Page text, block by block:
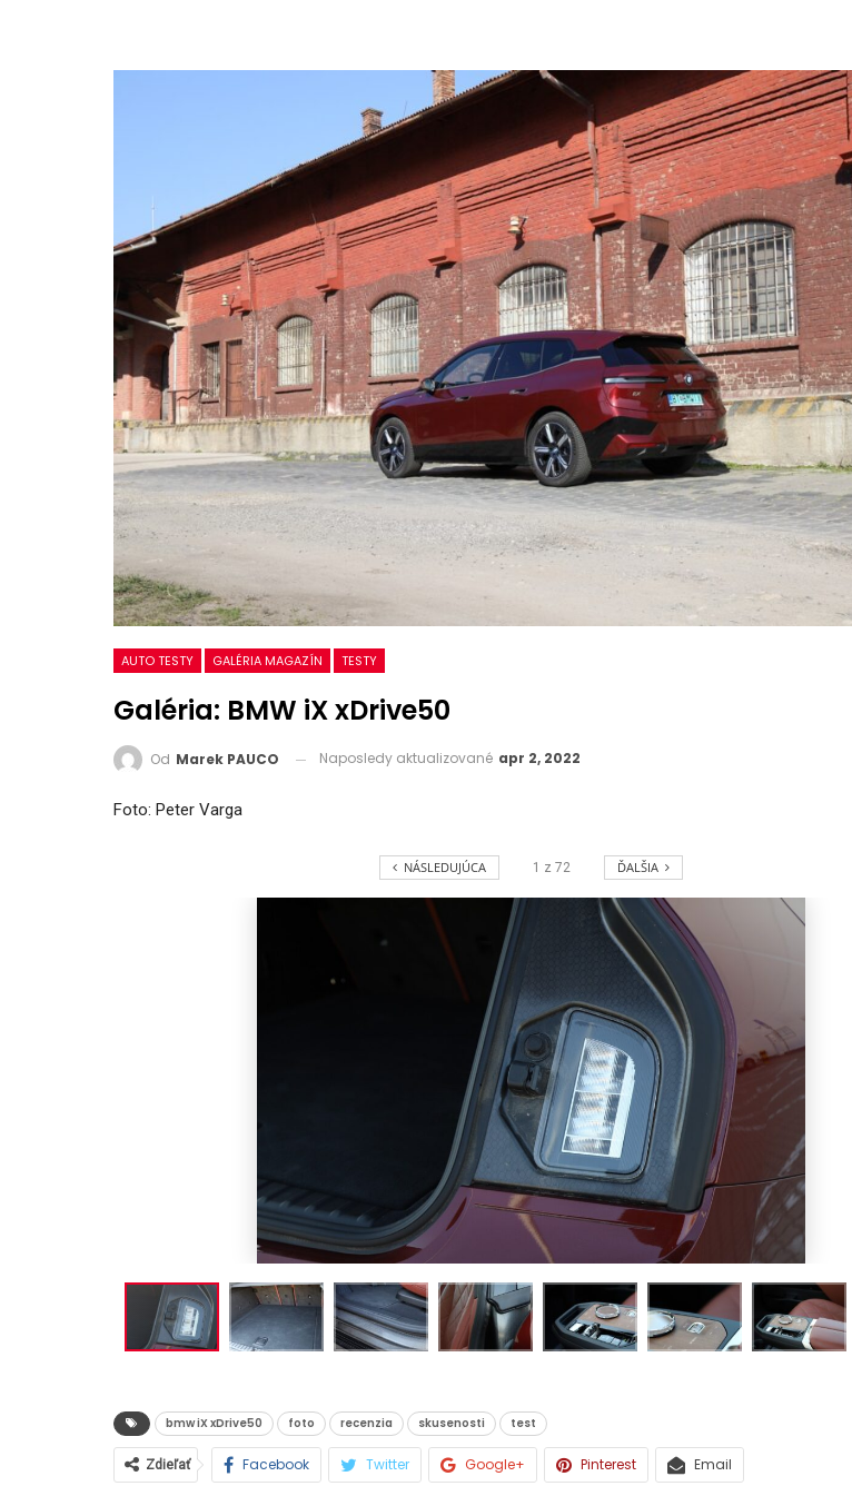
AUTO TESTY GALÉRIA MAGAZÍN TESTY
Galéria: BMW iX xDrive50
Od Marek PAUCO Naposledy aktualizované apr 2, 2022
Foto: Peter Varga
NÁSLEDUJÚCA 1 z 72 ĎALŠIA
bmw iX xDrive50 foto recenzia skusenosti test
Zdieľať Facebook Twitter Google+ Pinterest Email
Nový Mercedes-Benz GLA mieša
gény bestselleru s elektrinou
Majo Bona júl 31, 2026 0
NOVINKY
Túto akciu nesmieš
Majo Bona aug 7, 2026